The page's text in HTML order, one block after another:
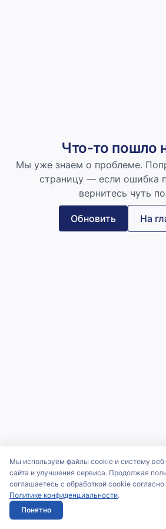
Что-то пошло
Мы уже знаем о проблеме.
страницу — если ошибка
вернитесь чуть
Обновить На
Мы используем файлы cookie и систему
сайта и улучшения сервиса. Продолжая
соглашаетесь с обработкой cookie согласно
Политике конфиденциальности.
Понятно